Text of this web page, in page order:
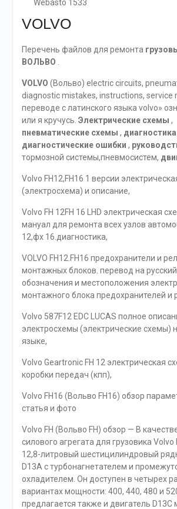
Webasto 1533
VOLVO
Перечень файлов для ремонта
ВОЛЬВО
VOLVO (Вольво) electric circuits,
diagnostic mistakes, instructions, service
переводе с латинского языка volvo»
или я кручусь. Электрические схемы ,
пневматические схемы , диагностика
диагностические ошибки ,
тормозной системы,пневмосистем,
Volvo FH12,FH16 1 версии
(электросхема) и описание,
Volvo FH 12FH 16 LHD электрическая
мануал для ремонта всех узлов
12,фх 16.диагностика,
VOLVO FH12.FH16 предохранители и
монтажных блоков. перевод на
обозначения и местоположения
монтажного блока предохранителей и
Volvo 587F12 EDC LUCAS полное
электросхемы (электрические схемы)
языке,
Volvo Geartronic FH 12 электрическая
коробки передач (кпп),
Volvo FH16 (Вольво FH16) обзор
статья и фото
Volvo FH (Вольво FH) обзор — В
силового агрегата для грузовика Volvo
12,8-литровый шестицилиндровый
D13A с турбонагнетателем и
охладителем. Он доступен в четырех
вариантах мощности: 400, 440, 480 и
предлагается также и двигатель